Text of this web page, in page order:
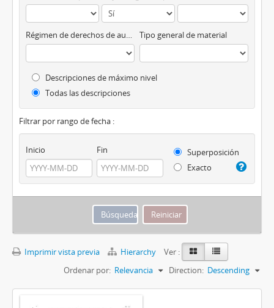
Régimen de derechos de autor Tipo general de material
Descripciones de máximo nivel
Todas las descripciones
Filtrar por rango de fecha :
Inicio Fin
Superposición
Exacto
Imprimir vista previa Hierarchy
Ver :
Ordenar por: Relevancia Direction: Descending